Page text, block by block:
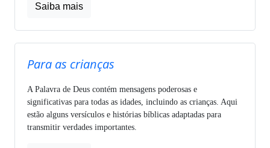
Saiba mais
Para as crianças
A Palavra de Deus contém mensagens poderosas e
significativas para todas as idades, incluindo as crianças. Aqui
estão alguns versículos e histórias bíblicas adaptadas para
transmitir verdades importantes.